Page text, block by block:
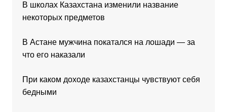
В школах Казахстана изменили название
некоторых предметов
В Астане мужчина покатался на лошади — за
что его наказали
При каком доходе казахстанцы чувствуют себя
бедными